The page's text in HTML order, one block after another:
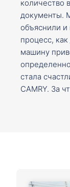
количество
документы.
объяснили и
процесс,
машину
стала
CAMRY. За